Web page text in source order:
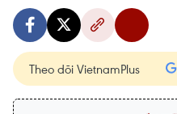
Theo dõi VietnamPlus